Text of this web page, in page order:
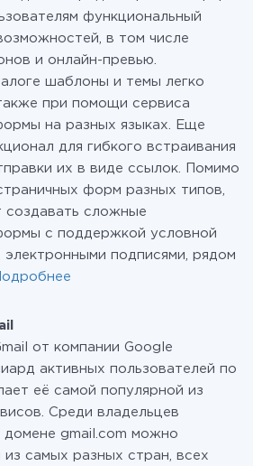
функциональный
в том числе
и онлайн-превью.
шаблоны и темы легко
при помощи сервиса
на разных языках. Еще
для гибкого встраивания
их в виде ссылок. Помимо
форм разных типов,
создавать сложные
с поддержкой условной
электронными подписями, рядом
от компании Google
активных пользователей по
её самой популярной из
Среди владельцев
gmail.com можно
самых разных стран, всех